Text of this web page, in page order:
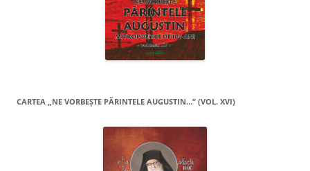
CARTEA „NE VORBEŞTE PĂRINTELE AUGUSTIN…” (VOL. XVI)